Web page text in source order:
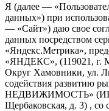
Я (далее —
данных») при
— «Сайт») даю свое
данных посредством
«Яндекс.Метрика»,
«ЯНДЕКС», (119021, г.
Округ Хамовники, ул.
содействия развитию
НЕДВИЖИМОСТЬ» (ИНН
Щербаковская, д. 3) ,